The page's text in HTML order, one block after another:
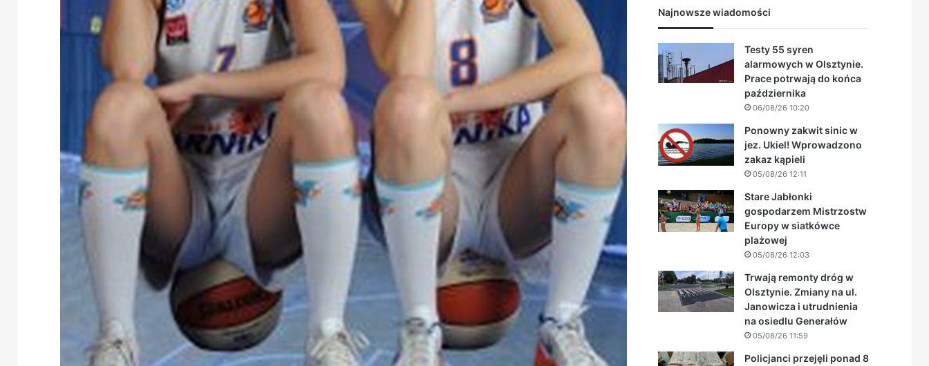
Najnowsze wiadomości
Testy 55 syren
alarmowych w Olsztynie.
Prace potrwają do końca
października
06/08/26 10:20
Ponowny zakwit sinic w
jez. Ukiel! Wprowadzono
zakaz kąpieli
05/08/26 12:11
Stare Jabłonki
gospodarzem Mistrzostw
Europy w siatkówce
plażowej
05/08/26 12:03
Trwają remonty dróg w
Olsztynie. Zmiany na ul.
Janowicza i utrudnienia
na osiedlu Generałów
05/08/26 11:59
Policjanci przejęli ponad 8